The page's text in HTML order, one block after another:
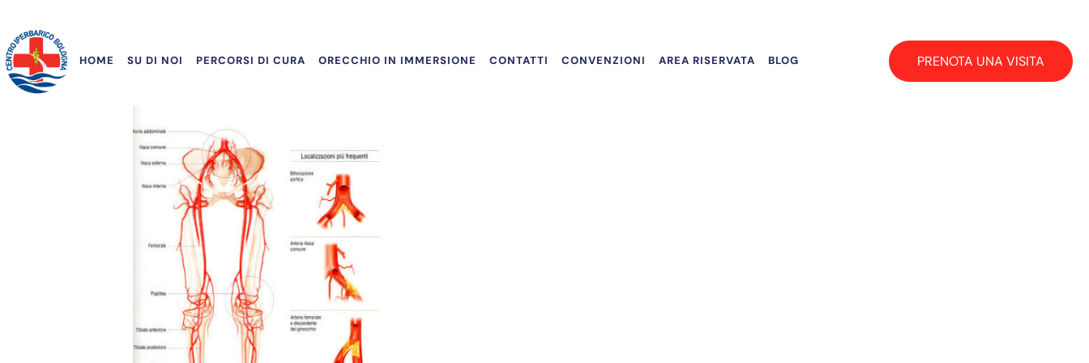
HOME SU DI NOI PERCORSI DI CURA ORECCHIO IN IMMERSIONE CONTATTI CONVENZIONI AREA RISERVATA BLOG PRENOTA UNA VISITA